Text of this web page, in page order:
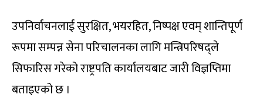
उपनिर्वाचनलाई सुरक्षित, भयरहित, निष्पक्ष एवम् शान्तिपूर्ण
रूपमा सम्पन्न सेना परिचालनका लागि मन्त्रिपरिषद्ले
सिफारिस गरेको राष्ट्रपति कार्यालयबाट जारी विज्ञप्तिमा
बताइएको छ ।